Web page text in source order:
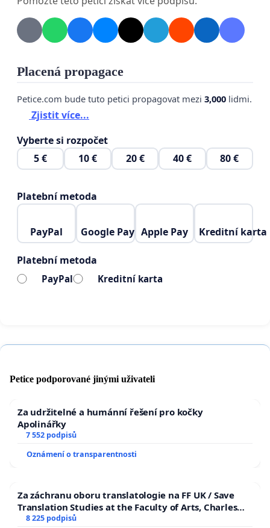
umožnění této změny i nezletilým osobám bez
diagnózy a odborného posouzení.
Považujeme takovou změnu za:
důkazech
ohrožující práva žen, dětí a integritu
právního systému,
dopadům na společnost i jednotlivce
Požadujeme:
Okamžité
právníků, rodičů a výzkumníků
Otevřenou veřejnou debatuo všech
navrhovaných změnách.
Zákony s dopadem na děti, zdraví a právní jistoty
nesmí vznikat bez odborné kontroly a veřejného
Placená propagace
Petice.com bude tuto petici propagovat mezi 3,000 lidmi.
Zjistit více...
Vyberte si rozpočet
5 €
10 € 20 € 40 € 80 €
Platební metoda
PayPal Google Pay Apple Pay Kreditní karta
Platební metoda
PayPal Kreditní karta
Petice podporované jinými uživateli
Za udržitelné a humánní řešení pro kočky
Apolinářky
7 552 podpisů
Oznámení o transparentnosti
Za záchranu oboru translatologie na FF UK / Save
Translation Studies at the Faculty of Arts, Charles
University
8 225 podpisů